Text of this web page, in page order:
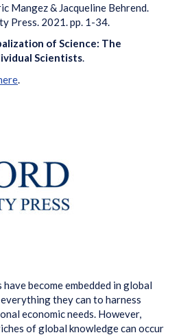
Mangez & Jacqueline Behrend.
Press. 2021. pp. 1-34.
of Science: The
Scientists.
become embedded in global
they can to harness
economic needs. However,
of global knowledge can occur